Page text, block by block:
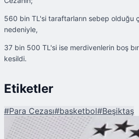
560 bin TL'si taraftarların sebep olduğu
nedeniyle,
37 bin 500 TL'si ise merdivenlerin boş
kesildi.
Etiketler
#Para Cezası#basketbol#Beşiktaş